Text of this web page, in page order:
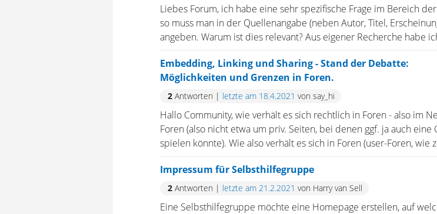
Liebes Forum, ich habe eine sehr spezifische Frage im Bereich
so muss man in der Quellenangabe (neben Autor, Titel,
angeben. Warum ist dies relevant? Aus eigener Recherche habe
Embedding, Linking und Sharing - Stand der Debatte:
Möglichkeiten und Grenzen in Foren.
2 Antworten | letzte am 18.4.2021 von say_hi
Hallo Community, wie verhält es sich rechtlich in Foren - also im
Foren (also nicht etwa um priv. Seiten, bei denen ggf. ja auch
spielen könnte). Wie also verhält es sich in Foren (user-Foren, wie
Impressum für Selbsthilfegruppe
2 Antworten | letzte am 21.2.2021 von Harry van Sell
Eine Selbsthilfegruppe möchte eine Homepage erstellen, auf